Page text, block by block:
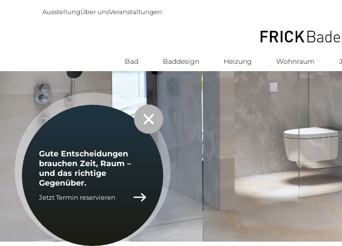
AusstellungÜber unsVeranstaltungen
Bad Baddesign Heizung Wohnraum
Gute Ent­schei­dun­gen
brau­chen Zeit, Raum –
und das rich­ti­ge
Ge­gen­über.
Jetzt Termin reservieren